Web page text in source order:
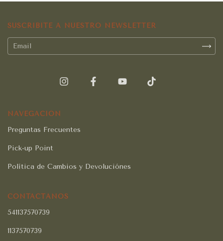
SUSCRIBITE A NUESTRO NEWSLETTER
NAVEGACIÓN
Preguntas Frecuentes
Pick-up Point
Política de Cambios y Devoluciónes
CONTACTÁNOS
541137570739
1137570739